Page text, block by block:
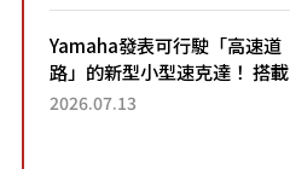
Yamaha發表可行駛「高速道
路」的新型小型速克達！ 搭載
能享受超強勁「渦輪感」的動
2026.07.13